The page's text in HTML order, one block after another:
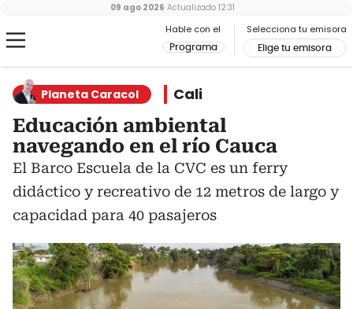
Hable con el
Programa
Selecciona tu emisora
Elige tu emisora
09 ago 2026 Actualizado 12:31
Planeta Caracol Cali
Educación ambiental
navegando en el río Cauca
El Barco Escuela de la CVC es un ferry
didáctico y recreativo de 12 metros de largo y
capacidad para 40 pasajeros